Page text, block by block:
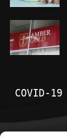
COVID-19